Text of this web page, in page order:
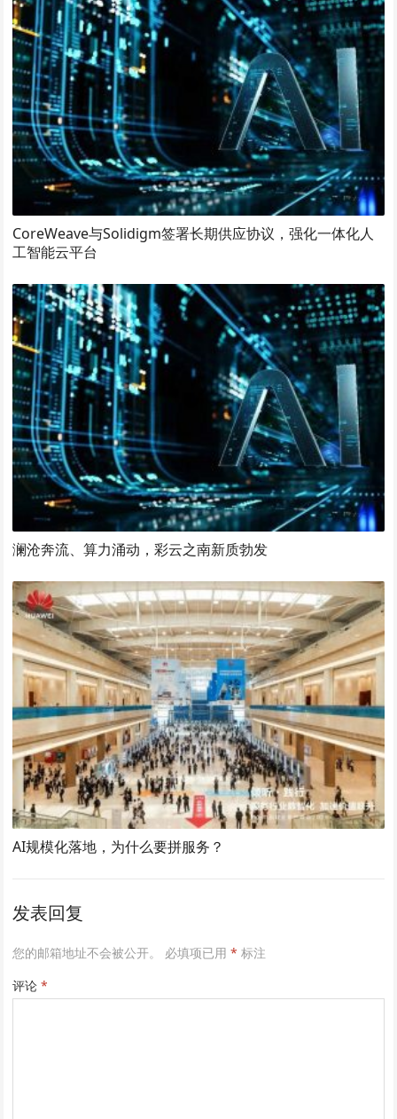
CoreWeave与Solidigm签署长期供应协议，强化一体化人
工智能云平台
澜沧奔流、算力涌动，彩云之南新质勃发
AI规模化落地，为什么要拼服务？
发表回复
您的邮箱地址不会被公开。 必填项已用* 标注
评论*